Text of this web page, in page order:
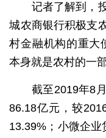
记者了解到，投
城农商银行积极支
村金融机构的重大
本身就是农村的一部
截至2019年8月
86.18亿元，较
13.39%；小微企业